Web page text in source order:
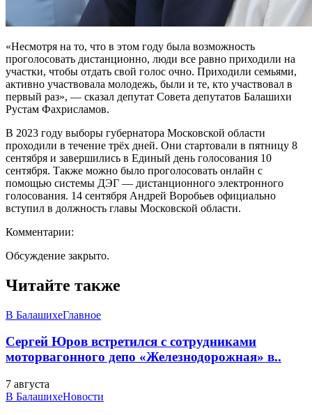
«Несмотря на то, что в этом году была возможность
проголосовать дистанционно, люди все равно приходили на
участки, чтобы отдать свой голос очно. Приходили семьями,
активно участвовала молодежь, были и те, кто участвовал в
первый раз», — сказал депутат Совета депутатов Балашихи
Рустам Фахрисламов.
В 2023 году выборы губернатора Московской области
проходили в течение трёх дней. Они стартовали в пятницу 8
сентября и завершились в Единый день голосования 10
сентября. Также можно было проголосовать онлайн с
помощью системы ДЭГ — дистанционного электронного
голосования. 14 сентября Андрей Воробьев официально
вступил в должность главы Московской области.
Комментарии:
Обсуждение закрыто.
Читайте также
В БалашихеГлавное
Сергей Юров встретился с сотрудниками
моторвагонного депо «Железнодорожная» в..
7 августа
В БалашихеНовости